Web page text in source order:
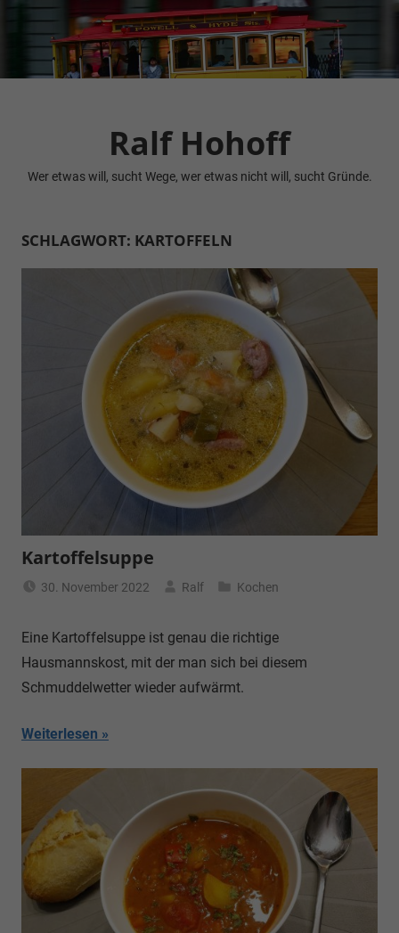
springen
Ralf Hohoff
Wer etwas will, sucht Wege, wer etwas nicht will, sucht Gründe.
SCHLAGWORT: KARTOFFELN
Kartoffelsuppe
30. November 2022 Ralf Kochen
Eine Kartoffelsuppe ist genau die richtige
Hausmannskost, mit der man sich bei diesem
Schmuddelwetter wieder aufwärmt.
Weiterlesen